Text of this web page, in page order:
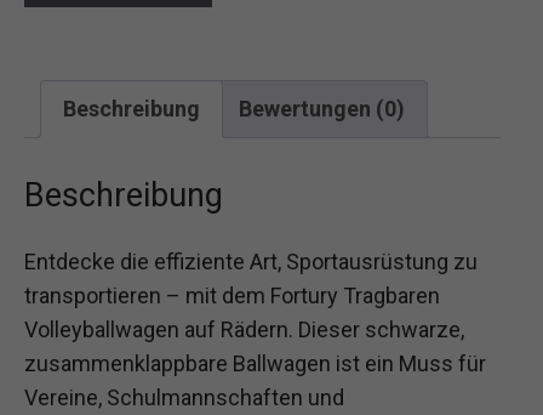
Beschreibung Bewertungen (0)
Beschreibung
Entdecke die effiziente Art, Sportausrüstung zu
transportieren – mit dem Fortury Tragbaren
Volleyballwagen auf Rädern. Dieser schwarze,
zusammenklappbare Ballwagen ist ein Muss für
Vereine, Schulmannschaften und